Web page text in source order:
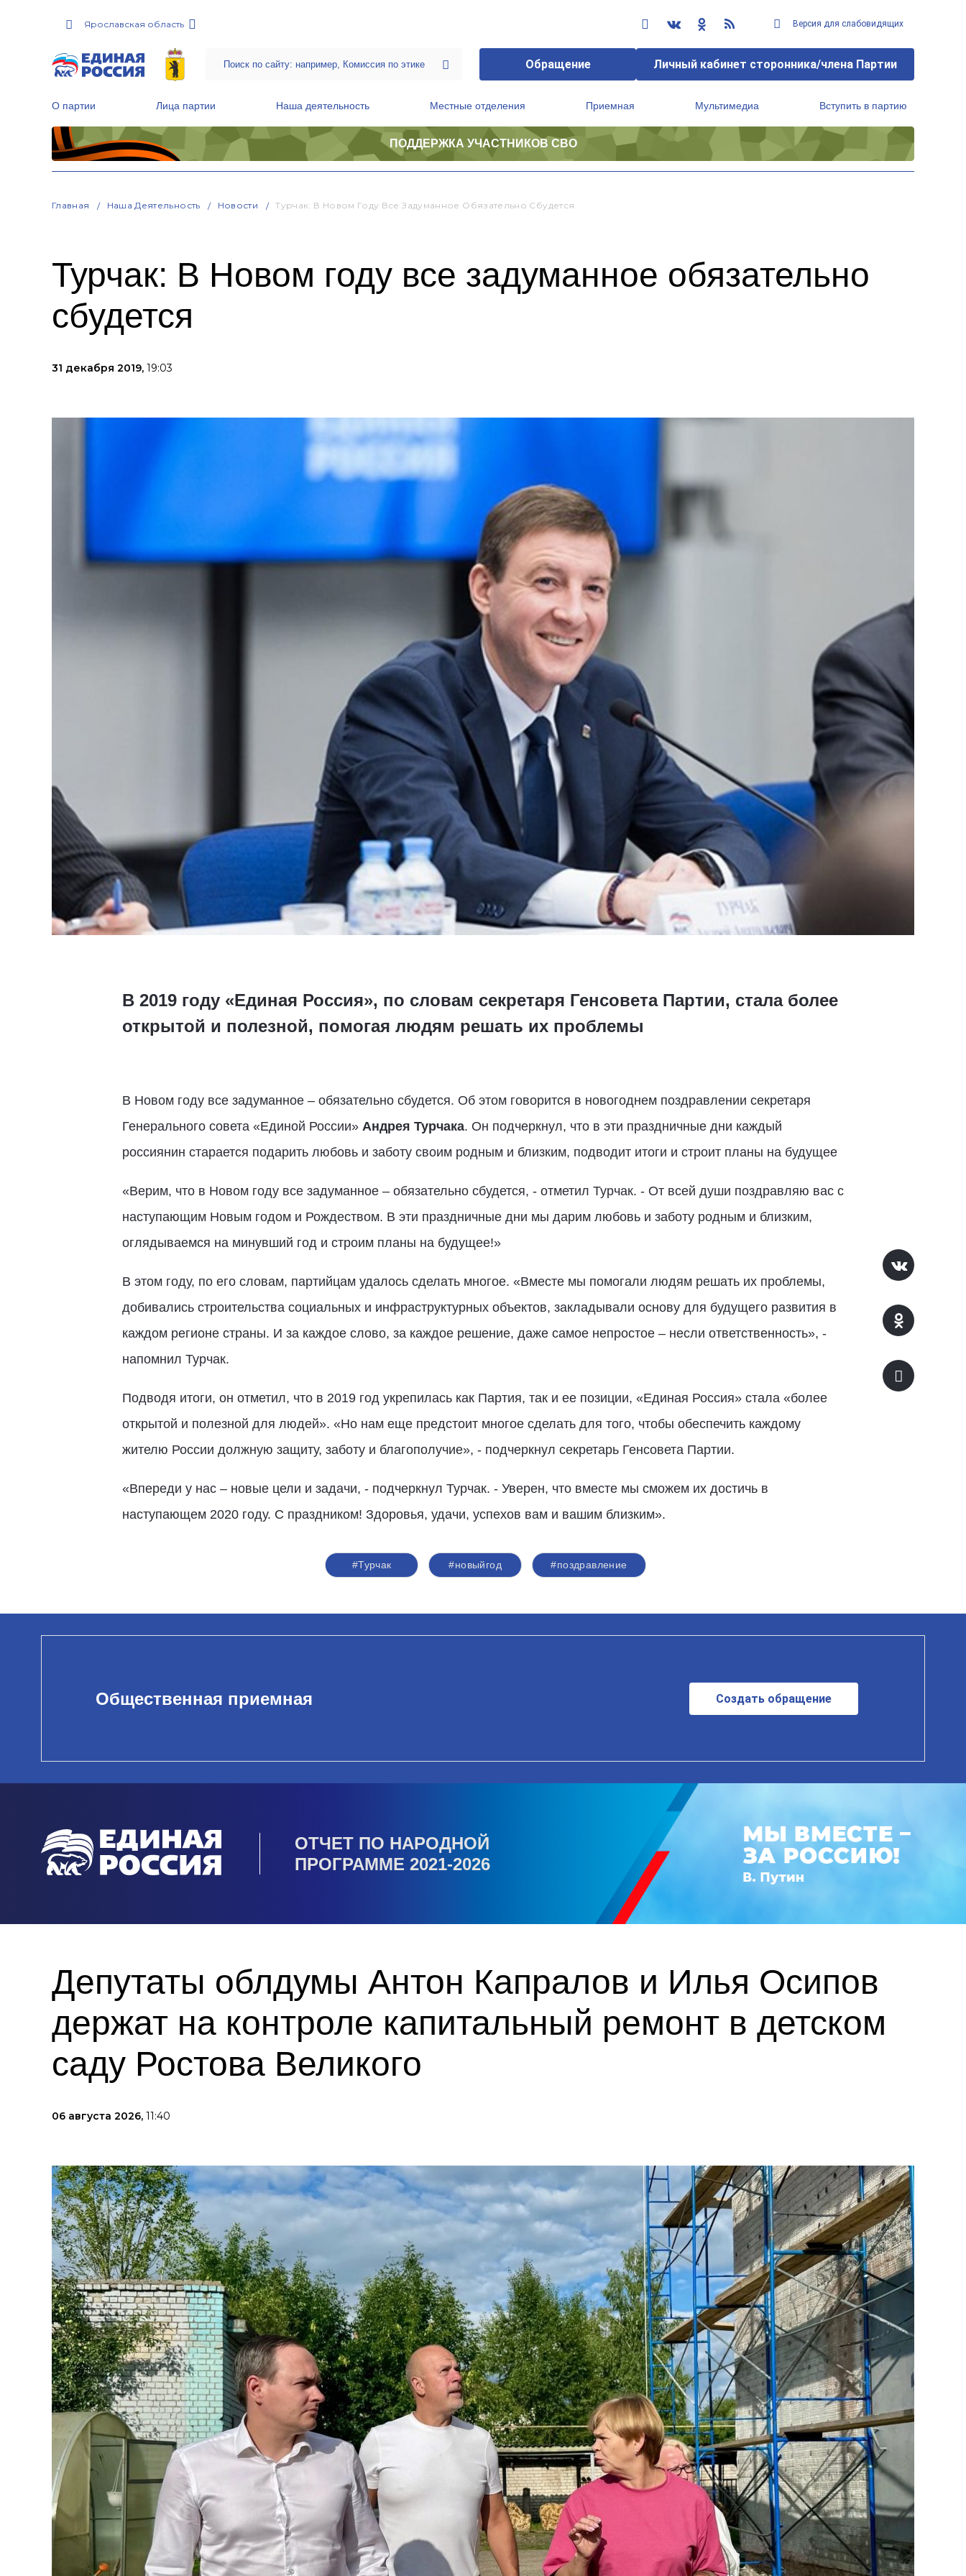
Ярославская область Версия для слабовидящих
Обращение Личный кабинет сторонника/члена Партии
О партии Лица партии Наша деятельность Местные отделения Приемная Мультимедиа Вступить в партию
ПОДДЕРЖКА УЧАСТНИКОВ СВО
Главная Наша Деятельность Новости Турчак: В Новом Году Все Задуманное Обязательно Сбудется
Турчак: В Новом году все задуманное обязательно
сбудется
31 декабря 2019, 19:03
В 2019 году «Единая Россия», по словам секретаря Генсовета Партии, стала более
открытой и полезной, помогая людям решать их проблемы
В Новом году все задуманное – обязательно сбудется. Об этом говорится в новогоднем поздравлении секретаря
Генерального совета «Единой России» Андрея Турчака. Он подчеркнул, что в эти праздничные дни каждый
россиянин старается подарить любовь и заботу своим родным и близким, подводит итоги и строит планы на будущее
«Верим, что в Новом году все задуманное – обязательно сбудется, - отметил Турчак. - От всей души поздравляю вас с
наступающим Новым годом и Рождеством. В эти праздничные дни мы дарим любовь и заботу родным и близким,
оглядываемся на минувший год и строим планы на будущее!»
В этом году, по его словам, партийцам удалось сделать многое. «Вместе мы помогали людям решать их проблемы,
добивались строительства социальных и инфраструктурных объектов, закладывали основу для будущего развития в
каждом регионе страны. И за каждое слово, за каждое решение, даже самое непростое – несли ответственность», -
напомнил Турчак.
Подводя итоги, он отметил, что в 2019 год укрепилась как Партия, так и ее позиции, «Единая Россия» стала «более
открытой и полезной для людей». «Но нам еще предстоит многое сделать для того, чтобы обеспечить каждому
жителю России должную защиту, заботу и благополучие», - подчеркнул секретарь Генсовета Партии.
«Впереди у нас – новые цели и задачи, ­- подчеркнул Турчак. - Уверен, что вместе мы сможем их достичь в
наступающем 2020 году. С праздником! Здоровья, удачи, успехов вам и вашим близким».
#Турчак #новыйгод #поздравление
Общественная приемная Создать обращение
ОТЧЕТ ПО НАРОДНОЙ
ПРОГРАММЕ 2021-2026
Депутаты облдумы Антон Капралов и Илья Осипов
держат на контроле капитальный ремонт в детском
саду Ростова Великого
06 августа 2026, 11:40